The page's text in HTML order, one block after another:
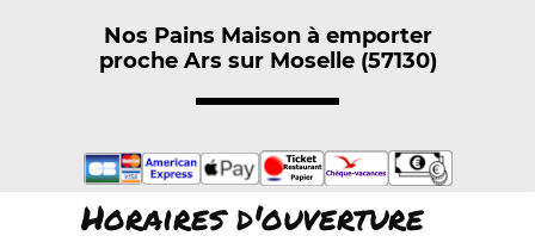
Nos Pains Maison à emporter
proche Ars sur Moselle (57130)
Horaires d'ouverture